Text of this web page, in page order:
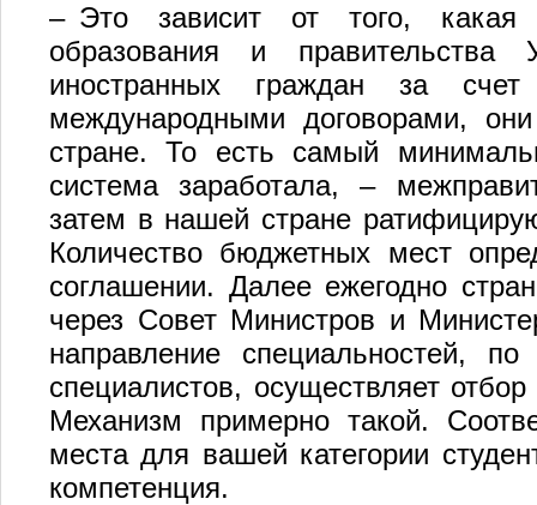
– Это зависит от того, какая
образования и правительства
иностранных граждан за счет
международными договорами,
стране. То есть самый
система заработала, –
затем в нашей стране
Количество бюджетных мест
соглашении. Далее ежегодно
через Совет Министров и
направление специальностей,
специалистов, осуществляет
Механизм примерно такой.
места для вашей категории
компетенция.